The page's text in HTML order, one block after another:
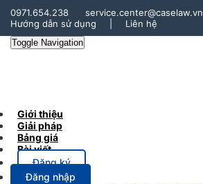
0971.654.238
service.center@caselaw.vn
Hướng dẫn sử dụng
Liên hệ
Toggle Navigation
Giới thiệu
Giải pháp
Bảng giá
Bài viết
Đăng ký
Đăng nhập